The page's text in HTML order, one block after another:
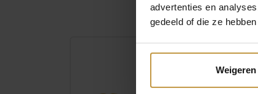
advertenties en
gedeeld of die ze
Weigeren